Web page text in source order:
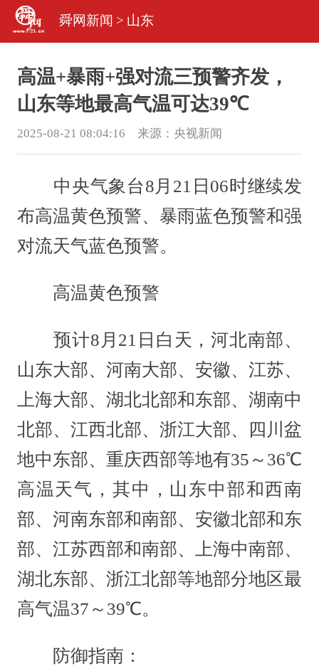
舜网新闻 > 山东
高温+暴雨+强对流三预警齐发，
山东等地最高气温可达39℃
2025-08-21 08:04:16 来源： 央视新闻
中央气象台8月21日06时继续发
布高温黄色预警、暴雨蓝色预警和强
对流天气蓝色预警。
高温黄色预警
预计8月21日白天，河北南部、
山东大部、河南大部、安徽、江苏、
上海大部、湖北北部和东部、湖南中
北部、江西北部、浙江大部、四川盆
地中东部、重庆西部等地有35～36℃
高温天气，其中，山东中部和西南
部、河南东部和南部、安徽北部和东
部、江苏西部和南部、上海中南部、
湖北东部、浙江北部等地部分地区最
高气温37～39℃。
防御指南：